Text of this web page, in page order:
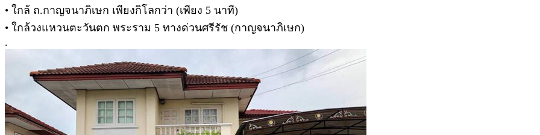
• ใกล้ ถ.กาญจนาภิเษก เพียงกิโลกว่า (เพียง 5 นาที)
• ใกล้วงแหวนตะวันตก พระราม 5 ทางด่วนศรีรัช (กาญจนาภิเษก)
.